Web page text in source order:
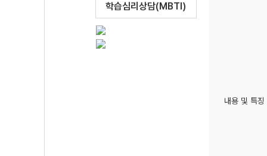
학습심리상담(MBTI)
내용 및 특징